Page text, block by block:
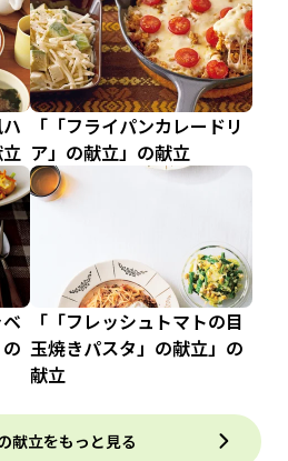
「「フライパンカレードリ
ア」の献立」の献立
「「フレッシュトマトの目
玉焼きパスタ」の献立」の
献立
献立をもっと見る